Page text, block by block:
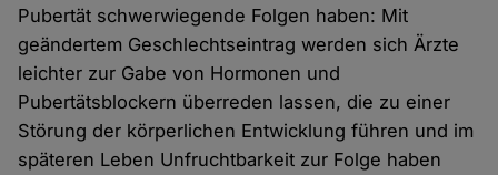
Pubertät schwerwiegende Folgen haben: Mit
geändertem Geschlechtseintrag werden sich Ärzte
leichter zur Gabe von Hormonen und
Pubertätsblockern überreden lassen, die zu einer
Störung der körperlichen Entwicklung führen und im
späteren Leben Unfruchtbarkeit zur Folge haben